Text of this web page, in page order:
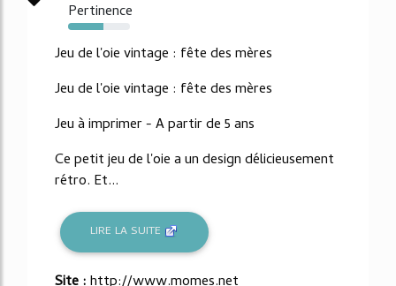
Pertinence
57%
Jeu de l'oie vintage : fête des mères
Jeu de l'oie vintage : fête des mères
Jeu à imprimer - A partir de 5 ans
Ce petit jeu de l'oie a un design délicieusement
rétro. Et...
LIRE LA SUITE